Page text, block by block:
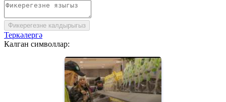
Фикерегезне калдырыгыз
Теркәлергә
Калган символлар: